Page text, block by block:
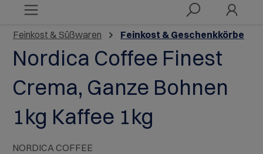
Feinkost & Süßwaren Feinkost & Geschenkkörbe
Nordica Coffee Finest
Crema, Ganze Bohnen
1kg Kaffee 1kg
NORDICA COFFEE